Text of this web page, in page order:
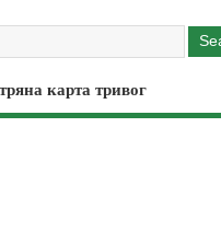
карта тривог